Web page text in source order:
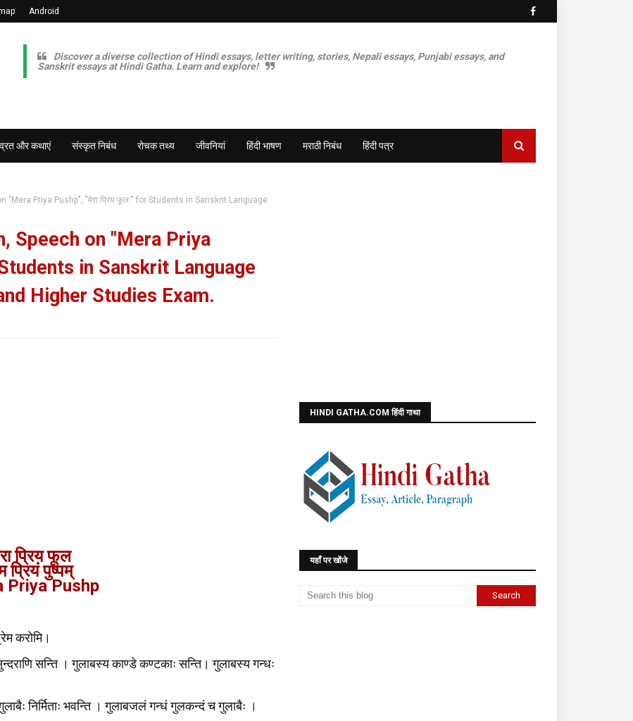
Android
Discover a diverse collection of Hindi essays, letter writing, stories, Nepali essays, Punjabi essays, and
Sanskrit essays at Hindi Gatha. Learn and explore!
व्रत और कथाएं संस्कृत निबंध रोचक तथ्य जीवनियां हिंदी भाषण मराठी निबंध हिंदी पत्र
"Mera Priya Pushp", "मेरा प्रिय फूल " for Students in Sanskrit Language
Speech on "Mera Priya
in Sanskrit Language
Higher Studies Exam.
प्रिय फूल
प्रियं पुष्पम्
Priya Pushp
करोमि।
सन्ति । गुलाबस्य काण्डे कण्टकाः सन्ति। गुलाबस्य गन्धः
गुलाबैः निर्मिताः भवन्ति । गुलाबजलं गन्धं गुलकन्दं च गुलाबैः ।
HINDI GATHA.COM हिंदी गाथा
यहाँ पर खोंजे